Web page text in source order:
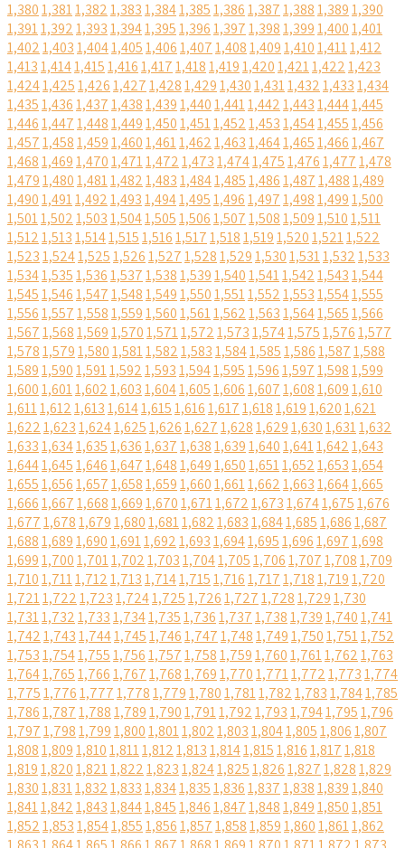
1,3801,3811,3821,3831,3841,3851,3861,3871,3881,3891,390
1,3911,3921,3931,3941,3951,3961,3971,3981,3991,4001,401
1,4021,4031,4041,4051,4061,4071,4081,4091,4101,4111,412
1,4131,4141,4151,4161,4171,4181,4191,4201,4211,4221,423
1,4241,4251,4261,4271,4281,4291,4301,4311,4321,4331,434
1,4351,4361,4371,4381,4391,4401,4411,4421,4431,4441,445
1,4461,4471,4481,4491,4501,4511,4521,4531,4541,4551,456
1,4571,4581,4591,4601,4611,4621,4631,4641,4651,4661,467
1,4681,4691,4701,4711,4721,4731,4741,4751,4761,4771,478
1,4791,4801,4811,4821,4831,4841,4851,4861,4871,4881,489
1,4901,4911,4921,4931,4941,4951,4961,4971,4981,4991,500
1,5011,5021,5031,5041,5051,5061,5071,5081,5091,5101,511
1,5121,5131,5141,5151,5161,5171,5181,5191,5201,5211,522
1,5231,5241,5251,5261,5271,5281,5291,5301,5311,5321,533
1,5341,5351,5361,5371,5381,5391,5401,5411,5421,5431,544
1,5451,5461,5471,5481,5491,5501,5511,5521,5531,5541,555
1,5561,5571,5581,5591,5601,5611,5621,5631,5641,5651,566
1,5671,5681,5691,5701,5711,5721,5731,5741,5751,5761,577
1,5781,5791,5801,5811,5821,5831,5841,5851,5861,5871,588
1,5891,5901,5911,5921,5931,5941,5951,5961,5971,5981,599
1,6001,6011,6021,6031,6041,6051,6061,6071,6081,6091,610
1,6111,6121,6131,6141,6151,6161,6171,6181,6191,6201,621
1,6221,6231,6241,6251,6261,6271,6281,6291,6301,6311,632
1,6331,6341,6351,6361,6371,6381,6391,6401,6411,6421,643
1,6441,6451,6461,6471,6481,6491,6501,6511,6521,6531,654
1,6551,6561,6571,6581,6591,6601,6611,6621,6631,6641,665
1,6661,6671,6681,6691,6701,6711,6721,6731,6741,6751,676
1,6771,6781,6791,6801,6811,6821,6831,6841,6851,6861,687
1,6881,6891,6901,6911,6921,6931,6941,6951,6961,6971,698
1,6991,7001,7011,7021,7031,7041,7051,7061,7071,7081,709
1,7101,7111,7121,7131,7141,7151,7161,7171,7181,7191,720
1,7211,7221,7231,7241,7251,7261,7271,7281,7291,730
1,7311,7321,7331,7341,7351,7361,7371,7381,7391,7401,741
1,7421,7431,7441,7451,7461,7471,7481,7491,7501,7511,752
1,7531,7541,7551,7561,7571,7581,7591,7601,7611,7621,763
1,7641,7651,7661,7671,7681,7691,7701,7711,7721,7731,774
1,7751,7761,7771,7781,7791,7801,7811,7821,7831,7841,785
1,7861,7871,7881,7891,7901,7911,7921,7931,7941,7951,796
1,7971,7981,7991,8001,8011,8021,8031,8041,8051,8061,807
1,8081,8091,8101,8111,8121,8131,8141,8151,8161,8171,818
1,8191,8201,8211,8221,8231,8241,8251,8261,8271,8281,829
1,8301,8311,8321,8331,8341,8351,8361,8371,8381,8391,840
1,8411,8421,8431,8441,8451,8461,8471,8481,8491,8501,851
1,8521,8531,8541,8551,8561,8571,8581,8591,8601,8611,862